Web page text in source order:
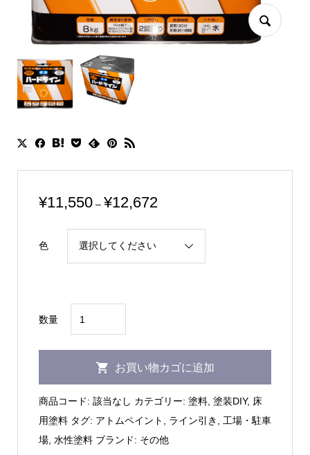
¥11,550 – ¥12,672価
色
数量
ト
ム
ト
｜
お買い物カゴに追加
商品コード: 該当なし カテゴリー: 塗料, 塗装DIY, 床
用塗料 タグ: アトムペイント , ライン引き , 工場・駐車
場, 水性塗料 ブランド: その他